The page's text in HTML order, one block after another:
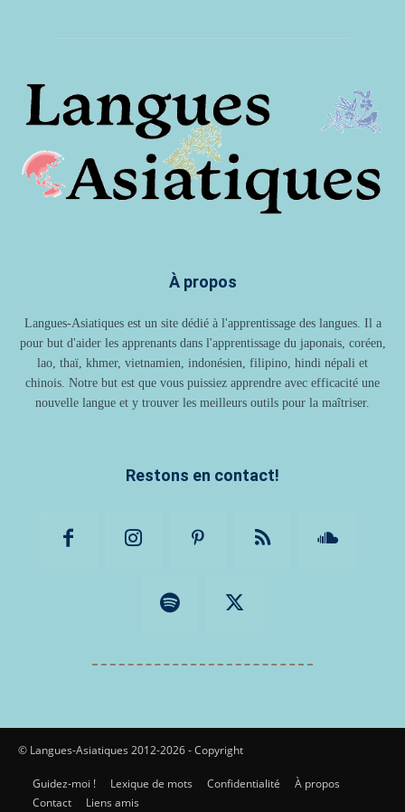
À propos
Langues-Asiatiques est un site dédié à l'apprentissage des langues. Il a
pour but d'aider les apprenants dans l'apprentissage du japonais, coréen,
lao, thaï, khmer, vietnamien, indonésien, filipino, hindi népali et
chinois. Notre but est que vous puissiez apprendre avec efficacité une
nouvelle langue et y trouver les meilleurs outils pour la maîtriser.
Restons en contact!
© Langues-Asiatiques 2012-2026 - Copyright
Guidez-moi ! Lexique de mots Confidentialité
À propos
Contact
Liens amis